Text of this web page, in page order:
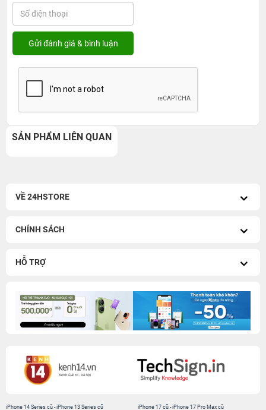
SẢN PHẨM LIÊN QUAN
VỀ 24HSTORE
CHÍNH SÁCH
HỖ TRỢ
iPhone 14 Series cũ -iPhone 13 Series cũ
iPhone 17 cũ-iPhone 17 Pro Max cũ